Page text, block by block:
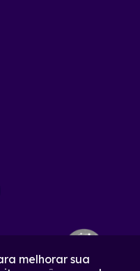
melhorar sua